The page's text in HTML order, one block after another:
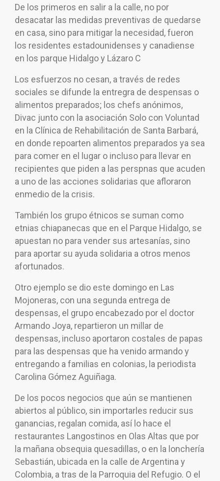
De los primeros en salir a la calle, no por
desacatar las medidas preventivas de quedarse
en casa, sino para mitigar la necesidad, fueron
los residentes estadounidenses y canadiense
en los parque Hidalgo y Lázaro C
Los esfuerzos no cesan, a través de redes
sociales se difunde la entregra de despensas o
alimentos preparados; los chefs anónimos,
Divac junto con la asociación Solo con Voluntad
en la Clínica de Rehabilitación de Santa Barbará,
en donde repoarten alimentos preparados ya sea
para comer en el lugar o incluso para llevar en
recipientes que piden a las perspnas que acuden
a uno de las acciones solidarias que afloraron
enmedio de la crisis.
También los grupo étnicos se suman como
etnias chiapanecas que en el Parque Hidalgo, se
apuestan no para vender sus artesanías, sino
para aportar su ayuda solidaria a otros menos
afortunados.
Otro ejemplo se dio este domingo en Las
Mojoneras, con una segunda entrega de
despensas, el grupo encabezado por el doctor
Armando Joya, repartieron un millar de
despensas, incluso aportaron costales de papas
para las despensas que ha venido armando y
entregando a familias en colonias, la periodista
Carolina Gómez Aguiñaga.
De los pocos negocios que aún se mantienen
abiertos al público, sin importarles reducir sus
ganancias, regalan comida, así lo hace el
restaurantes Langostinos en Olas Altas que por
la mañana obsequia quesadillas, o en la lonchería
Sebastián, ubicada en la calle de Argentina y
Colombia, a tras de la Parroquia del Refugio. O el